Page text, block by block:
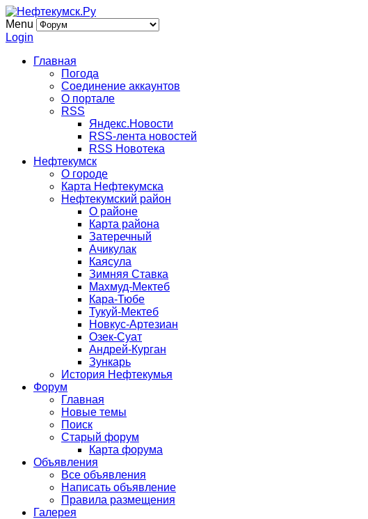
Menu
Login
Главная
Погода
Соединение аккаунтов
О портале
RSS
Яндекс.Новости
RSS-лента новостей
RSS Новотека
Нефтекумск
О городе
Карта Нефтекумска
Нефтекумский район
О районе
Карта района
Затеречный
Ачикулак
Каясула
Зимняя Ставка
Махмуд-Мектеб
Кара-Тюбе
Тукуй-Мектеб
Новкус-Артезиан
Озек-Суат
Андрей-Курган
Зункарь
История Нефтекумья
Форум
Главная
Новые темы
Поиск
Старый форум
Карта форума
Объявления
Все объявления
Написать объявление
Правила размещения
Галерея